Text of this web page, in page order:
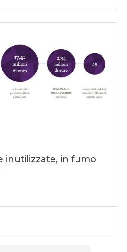
inutilizzate, in fumo